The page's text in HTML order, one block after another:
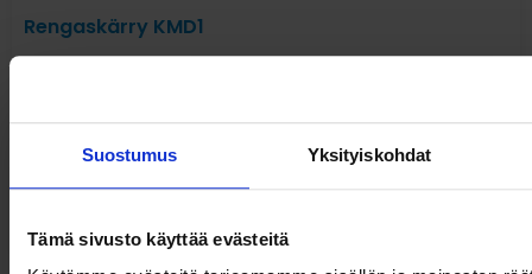
Suostumus Yksityiskohdat
Tämä sivusto käyttää evästeitä
Rengaskärry KMD1
Pyydä tarjous